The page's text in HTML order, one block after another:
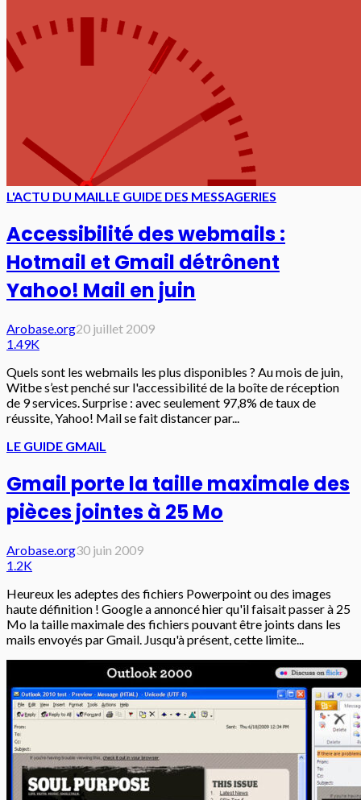
L'ACTU DU MAILLE GUIDE DES MESSAGERIES
Accessibilité des webmails :
Hotmail et Gmail détrônent
Yahoo! Mail en juin
Arobase.org20 juillet 2009
1.49K
Quels sont les webmails les plus disponibles ? Au mois de juin,
Witbe s’est penché sur l'accessibilité de la boîte de réception
de 9 services. Surprise : avec seulement 97,8% de taux de
réussite, Yahoo! Mail se fait distancer par...
LE GUIDE GMAIL
Gmail porte la taille maximale des
pièces jointes à 25 Mo
Arobase.org30 juin 2009
1.2K
Heureux les adeptes des fichiers Powerpoint ou des images
haute définition ! Google a annoncé hier qu'il faisait passer à 25
Mo la taille maximale des fichiers pouvant être joints dans les
mails envoyés par Gmail. Jusqu'à présent, cette limite...